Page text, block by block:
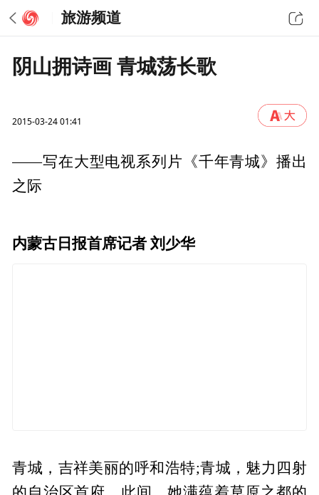
旅游频道
阴山拥诗画 青城荡长歌
2015-03-24 01:41
——写在大型电视系列片《千年青城》播出
之际
内蒙古日报首席记者 刘少华
青城，吉祥美丽的呼和浩特;青城，魅力四射